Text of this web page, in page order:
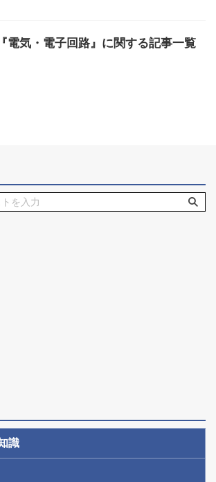
『電気・電子回路』に関する記事一覧
識